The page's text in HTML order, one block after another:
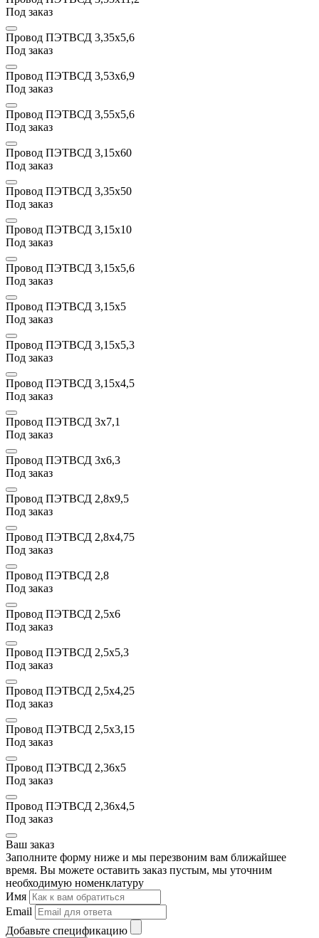
Под заказ
Провод ПЭТВСД 3,35х5,6
Под заказ
Провод ПЭТВСД 3,53х6,9
Под заказ
Провод ПЭТВСД 3,55х5,6
Под заказ
Провод ПЭТВСД 3,15х60
Под заказ
Провод ПЭТВСД 3,35х50
Под заказ
Провод ПЭТВСД 3,15х10
Под заказ
Провод ПЭТВСД 3,15х5,6
Под заказ
Провод ПЭТВСД 3,15х5
Под заказ
Провод ПЭТВСД 3,15х5,3
Под заказ
Провод ПЭТВСД 3,15х4,5
Под заказ
Провод ПЭТВСД 3х7,1
Под заказ
Провод ПЭТВСД 3х6,3
Под заказ
Провод ПЭТВСД 2,8х9,5
Под заказ
Провод ПЭТВСД 2,8х4,75
Под заказ
Провод ПЭТВСД 2,8
Под заказ
Провод ПЭТВСД 2,5х6
Под заказ
Провод ПЭТВСД 2,5х5,3
Под заказ
Провод ПЭТВСД 2,5х4,25
Под заказ
Провод ПЭТВСД 2,5х3,15
Под заказ
Провод ПЭТВСД 2,36х5
Под заказ
Провод ПЭТВСД 2,36х4,5
Под заказ
Ваш заказ
Заполните форму ниже и мы перезвоним вам ближайшее
время. Вы можете оставить заказ пустым, мы уточним
необходимую номенклатуру
Имя
Email
Добавьте спецификацию